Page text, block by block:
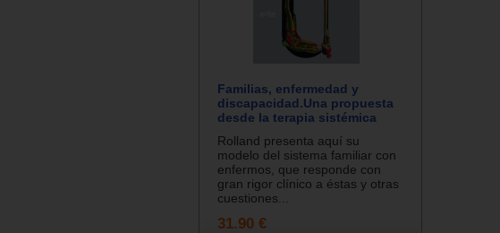
Familias, enfermedad y
discapacidad.Una propuesta
desde la terapia sistémica
Rolland presenta aquí su
modelo del sistema familiar con
enfermos, que responde con
gran rigor clínico a éstas y otras
cuestiones...
31.90 €